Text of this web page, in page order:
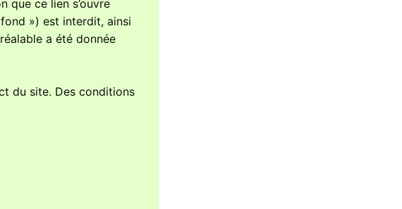
que ce lien s’ouvre
») est interdit, ainsi
a été donnée
du site. Des conditions